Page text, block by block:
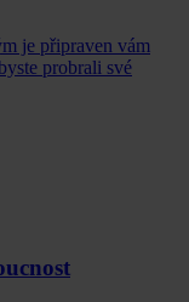
je připraven vám
probrali své